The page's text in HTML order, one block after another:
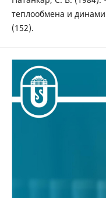
теплообмена и
(152).